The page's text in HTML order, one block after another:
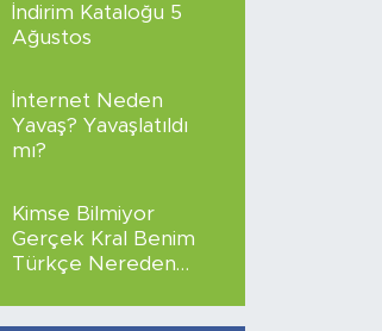
İndirim Kataloğu 5
Ağustos
İnternet Neden
Yavaş? Yavaşlatıldı
mı?
Kimse Bilmiyor
Gerçek Kral Benim
Türkçe Nereden